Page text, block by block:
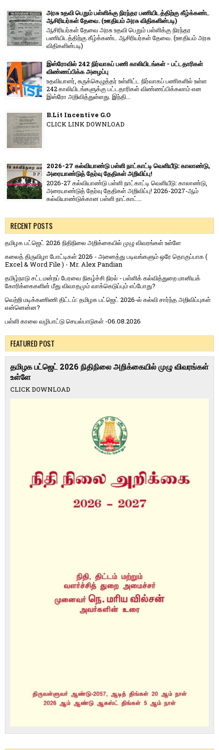
அரசு உதவி பெறும் பள்ளிக்கு நிரந்தர பணியிடத்திற்கு கீழ்க்கண்ட
ஆசிரியர்கள் தேவை. (ஊதியம் அரசு விதிகளின்படி)
ஆசிரியர்கள் தேவை அரசு உதவி பெறும் பள்ளிக்கு நிரந்தர
பணியிடத்திற்கு கீழ்க்கண்ட ஆசிரியர்கள் தேவை. (ஊதியம் அரசு
விதிகளின்படி)
இஸ்ரோவில் 242 நிர்வாகப் பணி காலியிடங்கள் - பட்டதாரிகள்
விண்ணப்பிக்க அழைப்பு
உதவியாளர், சுருக்கெழுத்தர் உள்ளிட்ட நிர்வாகப் பணிகளில் உள்ள
242 காலியிடங்களுக்கு பட்டதாரிகள் விண்ணப்பிக்கலாம் என
இஸ்ரோ அறிவித்துள்ளது. இந்தி...
B.Lit Incentive G.O
CLICK LINK DOWNLOAD
2026-27 கல்வியாண்டு பள்ளி நாட்காட்டி வெளியீடு: காலாண்டு,
அரையாண்டுத் தேர்வு தேதிகள் அறிவிப்பு!
2026-27 கல்வியாண்டு பள்ளி நாட்காட்டி வெளியீடு: காலாண்டு,
அரையாண்டுத் தேர்வு தேதிகள் அறிவிப்பு! 2026-2027-ஆம்
கல்வியாண்டுக்கான பள்ளி நாட்காட்...
RECENT POSTS
தமிழக பட்ஜெட் 2026 நிதிநிலை அறிக்கையில் முழு விவரங்கள் உள்ளே
கலைத் திருவிழா போட்டிகள் 2026 - அனைத்து படிவங்களும் ஒரே தொகுப்பாக (
Excel & Word File ) - Mr. Alex Pandian
தமிழ்நாடு சட்டமன்றப் பேரவை நிகழ்ச்சி நிரல் - பள்ளிக் கல்வித்துறை மானியக்
கோரிக்கைகளின் மீது விவாதமும் வாக்கெடுப்பும் எப்போது?
வெற்றி மடிக்கணிணி திட்டம்: தமிழக பட்ஜெட் 2026-ல் கல்வி சார்ந்த அறிவிப்புகள்
என்னென்ன?
பள்ளி காலை வழிபாட்டு செயல்பாடுகள் -06.08.2026
FEATURED POST
தமிழக பட்ஜெட் 2026 நிதிநிலை அறிக்கையில் முழு விவரங்கள்
உள்ளே
CLICK DOWNLOAD